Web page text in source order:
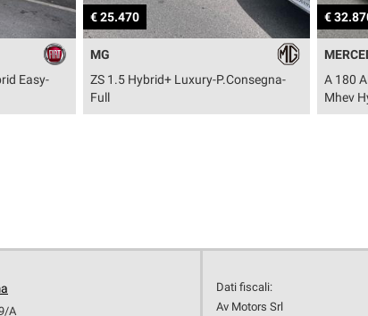
€ 32.870
MERCEDES-BENZ
A 180 AMG Line Extra - Automatic-
Mhev Hybrid-Full
€
Q5
S
A
Dati fiscali:
Av Motors Srl